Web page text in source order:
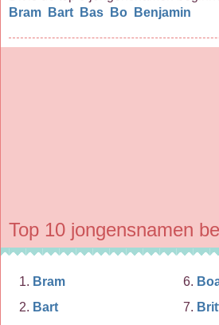
Bram
Bart Bas Bo Benjamin
Top 10 jongensnamen
Bram
Bart